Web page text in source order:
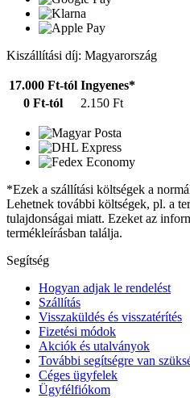
Kiszállítási díj: Magyarország
17.000 Ft-tól Ingyenes*
0 Ft-tól
2.150 Ft
*Ezek a szállítási költségek a
Lehetnek további költségek, pl. a
tulajdonságai miatt. Ezeket az
termékleírásban találja.
Segítség
Hogyan adjak le rendelést
Szállítás
Visszaküldés és visszatérítés
Fizetési módok
Akciók és utalványok
További segítségre van
Céges ügyfelek
Ügyfélfiókom